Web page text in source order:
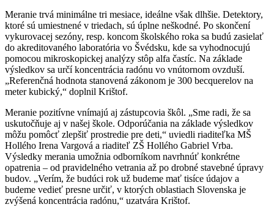
Meranie trvá minimálne tri mesiace, ideálne však dlhšie. Detektory,
ktoré sú umiestnené v triedach, sú úplne neškodné. Po skončení
vykurovacej sezóny, resp. koncom školského roka sa budú zasielať
do akreditovaného laboratória vo Švédsku, kde sa vyhodnocujú
pomocou mikroskopickej analýzy stôp alfa častíc. Na základe
výsledkov sa určí koncentrácia radónu vo vnútornom ovzduší.
„Referenčná hodnota stanovená zákonom je 300 becquerelov na
meter kubický,“ doplnil Krištof.
Meranie pozitívne vnímajú aj zástupcovia škôl. „Sme radi, že sa
uskutočňuje aj v našej škole. Odporúčania na základe výsledkov
môžu pomôcť zlepšiť prostredie pre deti,“ uviedli riaditeľka MŠ
Hollého Irena Vargová a riaditeľ ZŠ Hollého Gabriel Vrba.
Výsledky merania umožnia odborníkom navrhnúť konkrétne
opatrenia – od pravidelného vetrania až po drobné stavebné úpravy
budov. „Verím, že budúci rok už budeme mať tisíce údajov a
budeme vedieť presne určiť, v ktorých oblastiach Slovenska je
zvýšená koncentrácia radónu,“ uzatvára Krištof.